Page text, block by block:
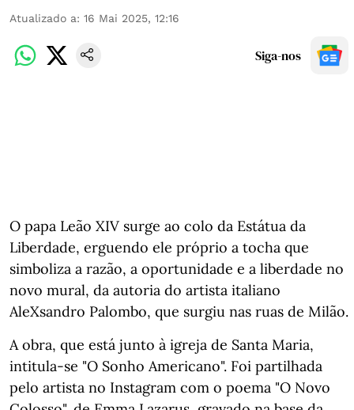
Atualizado a: 16 Mai 2025, 12:16
Siga-nos
O papa Leão XIV surge ao colo da Estátua da
Liberdade, erguendo ele próprio a tocha que
simboliza a razão, a oportunidade e a liberdade no
novo mural, da autoria do artista italiano
AleXsandro Palombo, que surgiu nas ruas de Milão.
A obra, que está junto à igreja de Santa Maria,
intitula-se "O Sonho Americano". Foi partilhada
pelo artista no Instagram com o poema "O Novo